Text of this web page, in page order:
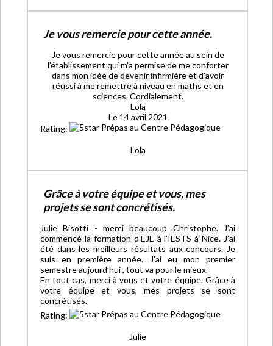
Je vous remercie pour cette année.
Je vous remercie pour cette année au sein de
l'établissement qui m'a permise de me conforter
dans mon idée de devenir infirmière et d'avoir
réussi à me remettre à niveau en maths et en
sciences. Cordialement.
Lola
Le 14 avril 2021
Rating:
Lola
Grâce à votre équipe et vous, mes
projets se sont concrétisés.
Julie Bisotti -merci beaucoup Christophe. J’ai
commencé la formation d’EJE à l’IESTS à Nice. J’ai
été dans les meilleurs résultats aux concours. Je
suis en première année. J’ai eu mon premier
semestre aujourd’hui , tout va pour le mieux.
En tout cas, merci à vous et votre équipe. Grâce à
votre équipe et vous, mes projets se sont
concrétisés.
Rating:
Julie